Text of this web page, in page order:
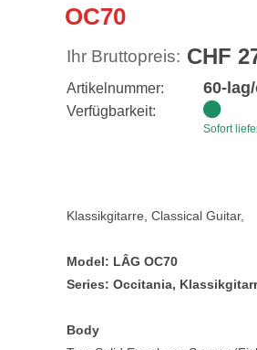
Klassikgitarren
... mehr
HOLZBLASINSTRUMENTE
Piccoloflöte
... mehr
OC70
Ihr Bruttopreis: CHF
Artikelnummer: 60-
Verfügbarkeit:
Sofort
Klassikgitarre, Classical Guitar,
Model: LÂG OC70
Series: Occitania,
Body